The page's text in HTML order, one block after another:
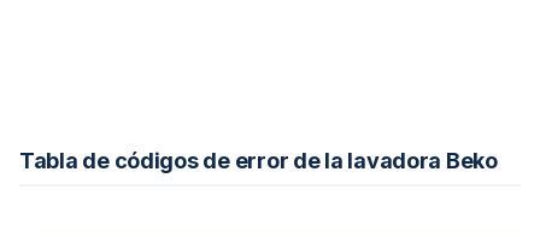
Tabla de códigos de error de la lavadora Beko